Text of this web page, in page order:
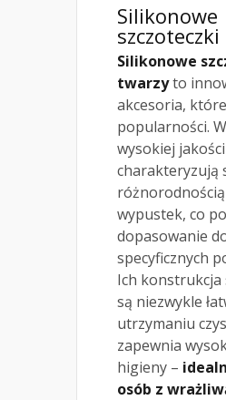
Silikonowe
szczoteczki
Silikonowe
twarzyto
akcesoria,
popularności.
wysokiej
charakteryzują
wypustek, co
dopasowanie
specyficznych
Ich konstrukcja
są niezwykle
utrzymaniu
zapewnia
higieny –
osób z